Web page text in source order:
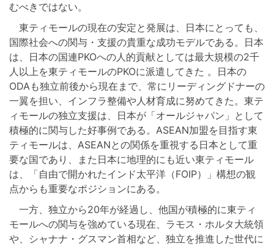
むべきではない。
東ティモールの現在の安定と発展は、日本にとっても、
国際社会への関与・支援の貴重な成功モデルである。日本
は、日本の国連PKOへの人的貢献としては最大規模の2千
人以上を東ティモールのPKOに派遣してきた 。日本の
ODAも独立前後から現在まで、常にリーディングドナーの
一翼を担い、インフラ整備や人材育成に努めてきた。東テ
ィモールの独立支援は、日本が「オールジャパン」として
積極的に関与した好事例である。ASEAN加盟を目指す東
ティモールは、ASEANとの関係を重視する日本として重
要な国であり、また日本に地理的にも近い東ティモール
は、「自由で開かれたインド太平洋（FOIP）」構想の観
点からも重要なポジションにある。
一方、独立から20年が経過し、他国が積極的に東ティ
モールへの関与を強めている現在、ラモス・ホルタ大統領
や、シャナナ・グスマン首相など、独立を推進した世代に